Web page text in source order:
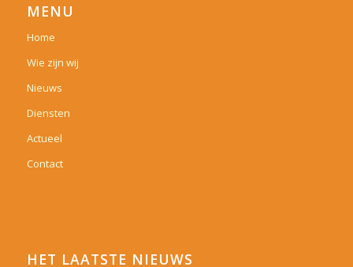
MENU
Home
Wie zijn wij
Nieuws
Diensten
Actueel
Contact
HET LAATSTE NIEUWS